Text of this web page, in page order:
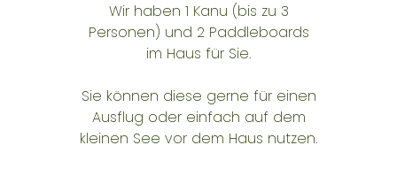
Wir haben 1 Kanu (bis zu 3
Personen) und 2 Paddleboards
im Haus für Sie.
Sie können diese gerne für einen
Ausflug oder einfach auf dem
kleinen See vor dem Haus nutzen.